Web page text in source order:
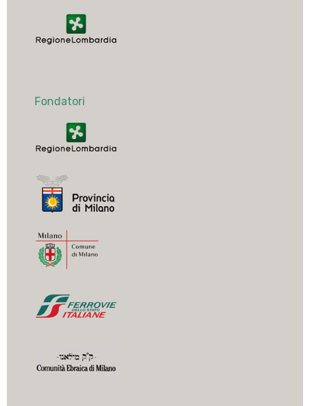
Fondatori